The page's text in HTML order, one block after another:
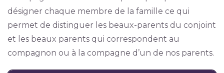
désigner chaque membre de la famille ce qui
permet de distinguer les beaux-parents du conjoint
et les beaux parents qui correspondent au
compagnon ou à la compagne d’un de nos parents.